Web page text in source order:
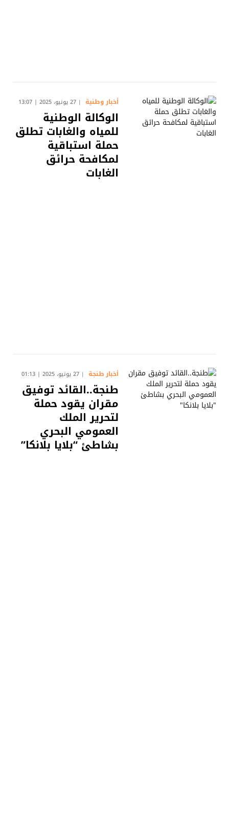
أخبار وطنية 27 يونيو، 2025 | 13:07
الوكالة الوطنية
للمياه والغابات تطلق
حملة استباقية
لمكافحة حرائق
الغابات
أخبار طنجة 27 يونيو، 2025 | 01:13
طنجة..القائد توفيق
مقران يقود حملة
لتحرير الملك
العمومي البحري
بشاطئ “بلايا بلانكا”